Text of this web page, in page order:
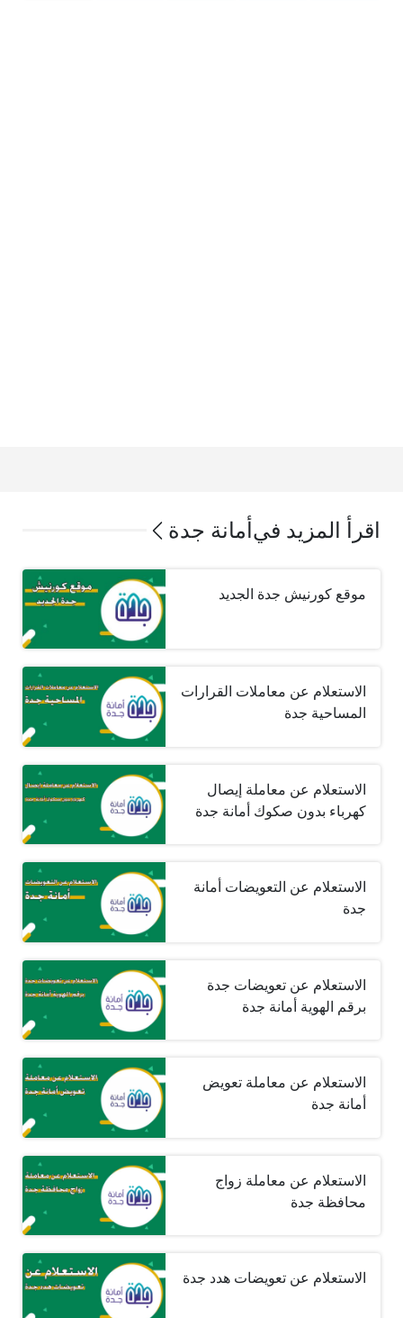
اقرأ المزيد في أمانة جدة
موقع كورنيش جدة الجديد
الاستعلام عن معاملات القرارات
المساحية جدة
الاستعلام عن معاملة إيصال
كهرباء بدون صكوك أمانة جدة
الاستعلام عن التعويضات أمانة
جدة
الاستعلام عن تعويضات جدة
برقم الهوية أمانة جدة
الاستعلام عن معاملة تعويض
أمانة جدة
الاستعلام عن معاملة زواج
محافظة جدة
الاستعلام عن تعويضات هدد جدة